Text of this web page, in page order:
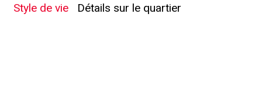
Style de vie Détails sur le quartier